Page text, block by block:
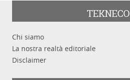
TEKNECO
Chi siamo
La nostra realtà editoriale
Disclaimer